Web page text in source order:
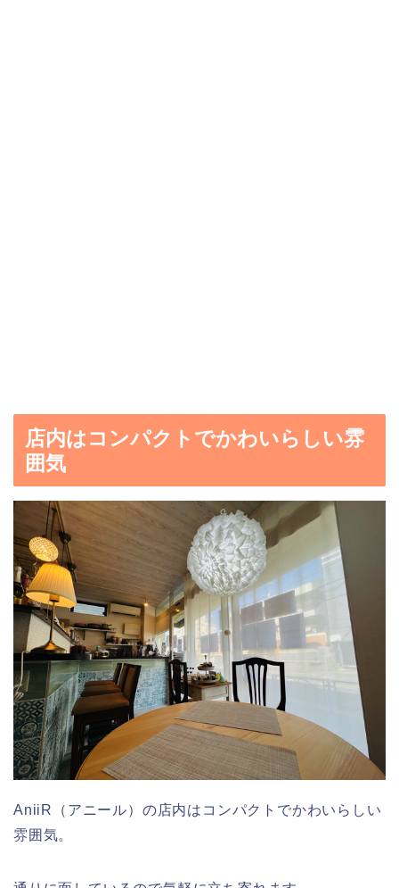
店内はコンパクトでかわいらしい雰
囲気
AniiR（アニール）の店内はコンパクトでかわいらしい
雰囲気。